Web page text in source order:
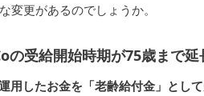
変更があるのでしょうか。
の受給開始時期が75歳まで延
用したお金を「老齢給付金」とし